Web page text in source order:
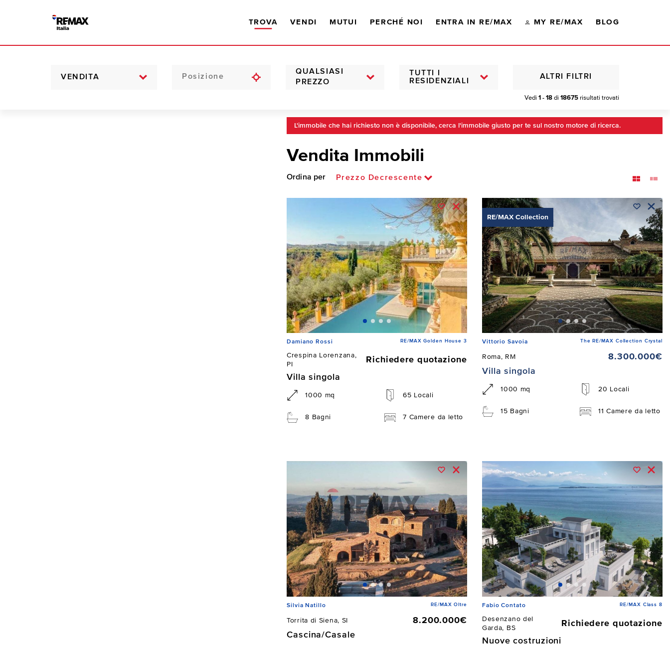
TROVA VENDI MUTUI PERCHÉ NOI ENTRA IN RE/MAX MY RE/MAX BLOG
VENDITA
QUALSIASI
PREZZO
TUTTI I
RESIDENZIALI
Vedi 1 - 18 di 18675 risultati trovati
ALTRI FILTRI
L'immobile che hai richiesto non è disponibile, cerca l'immobile giusto per te sul nostro motore di ricerca.
Vendita Immobili
Ordina per Prezzo Decrescente
Damiano Rossi RE/MAX Golden House 3
Crespina Lorenzana,
PI
Richiedere quotazione
Villa singola
1000 mq 65 Locali
8 Bagni 7 Camere da letto
RE/MAX Collection
Vittorio Savoia The RE/MAX Collection Crystal
Roma, RM
8.300.000€
Villa singola
1000 mq 20 Locali
15 Bagni 11 Camere da letto
Silvia Natillo RE/MAX Oltre
Torrita di Siena, SI
8.200.000€
Cascina/Casale
Fabio Contato RE/MAX Class 8
Desenzano del
Garda, BS
Richiedere quotazione
Nuove costruzioni